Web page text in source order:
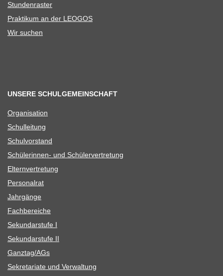
Stun­den­ras­ter
Prak­ti­kum an der LEOGOS
Wir suchen
UNSERE SCHULGEMEINSCHAFT
Orga­ni­sa­tion
Schul­lei­tung
Schul­vor­stand
Schü­le­rin­nen- und Schülervertretung
Eltern­ver­tre­tung
Per­so­nal­rat
Jahr­gänge
Fach­be­rei­che
Sekun­dar­stufe I
Sekun­dar­stufe II
Ganztag/​​AGs
Sekre­ta­riate und Verwaltung